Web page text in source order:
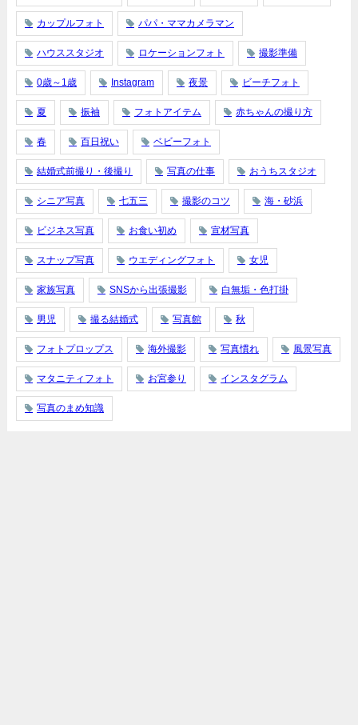
カップルフォト パパ・ママカメラマン
ハウススタジオ ロケーションフォト 撮影準備
0歳～1歳 Instagram 夜景 ビーチフォト
夏 振袖 フォトアイテム 赤ちゃんの撮り方
春 百日祝い ベビーフォト
結婚式前撮り・後撮り 写真の仕事 おうちスタジオ
シニア写真 七五三 撮影のコツ 海・砂浜
ビジネス写真 お食い初め 宣材写真
スナップ写真 ウエディングフォト 女児
家族写真 SNSから出張撮影 白無垢・色打掛
男児 撮る結婚式 写真館 秋
フォトプロップス 海外撮影 写真慣れ 風景写真
マタニティフォト お宮参り インスタグラム
写真のまめ知識